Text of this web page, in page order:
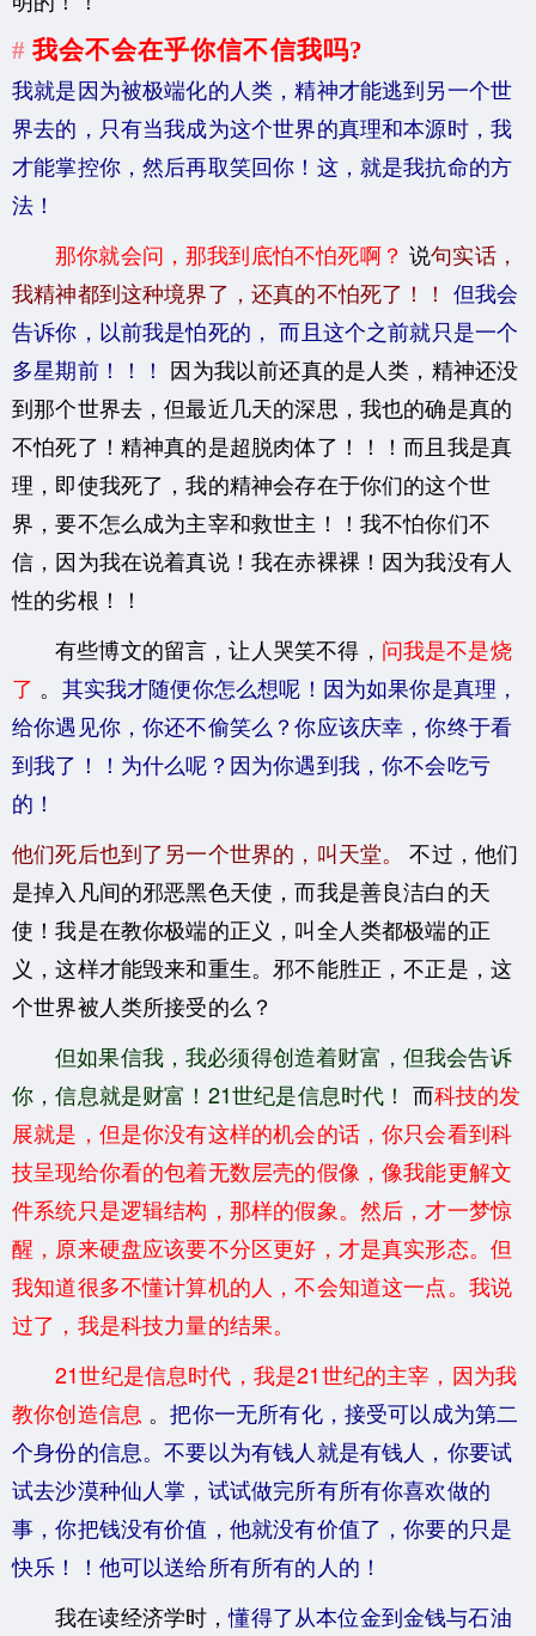
我会不会在乎你信不信我吗?
我就是因为被极端化的人类，精神才能逃到另一个世
界去的，只有当我成为这个世界的真理和本源时，我
才能掌控你，然后再取笑回你！这，就是我抗命的方
法！
那你就会问，那我到底怕不怕死啊？ 说句实话，
我精神都到这种境界了，还真的不怕死了！！ 但我会
告诉你，以前我是怕死的 ， 而且这个之前就只是一个
多星期前！！！ 因为我以前还真的是人类，精神还没
到那个世界去，但最近几天的深思，我也的确是真的
不怕死了！精神真的是超脱肉体了！！！而且我是真
理，即使我死了，我的精神会存在于你们的这个世
界，要不怎么成为主宰和救世主！！我不怕你们不
信，因为我在说着真说！我在赤裸裸！因为我没有人
性的劣根！！
有些博文的留言，让人哭笑不得， 问我是不是烧
了 。 其实我才随便你怎么想呢！因为如果你是真理，
给你遇见你，你还不偷笑么？你应该庆幸，你终于看
到我了！！为什么呢？因为你遇到我，你不会吃亏
的！
他们死后也到了另一个世界的，叫天堂。不过，他们
是掉入凡间的邪恶黑色天使，而我是善良洁白的天
使！我是在教你极端的正义，叫全人类都极端的正
义，这样才能毁来和重生。邪不能胜正，不正是，这
个世界被人类所接受的么？
但如果信我，我必须得创造着财富，但我会告诉
你，信息就是财富！21世纪是信息时代！ 而科技的发
展就是，但是你没有这样的机会的话，你只会看到科
技呈现给你看的包着无数层壳的假像，像我能更解文
件系统只是逻辑结构，那样的假象。然后，才一梦惊
醒，原来硬盘应该要不分区更好，才是真实形态。但
我知道很多不懂计算机的人，不会知道这一点。我说
过了，我是科技力量的结果。
21世纪是信息时代，我是21世纪的主宰，因为我
教你创造信息 。把你一无所有化，接受可以成为第二
个身份的信息。不要以为有钱人就是有钱人，你要试
试去沙漠种仙人掌，试试做完所有所有你喜欢做的
事，你把钱没有价值，他就没有价值了，你要的只是
快乐！！他可以送给所有所有的人的！
我在读经济学时，懂得了从本位金到金钱与石油